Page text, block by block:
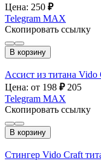
Цена: 250 ₽
Telegram MAX
Скопировать ссылку
В корзину
Ассист из титана
Цена: от 198 ₽ 205
Telegram MAX
Скопировать ссылку
В корзину
Стингер Vido Craft